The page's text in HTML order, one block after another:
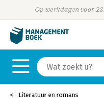
Op werkdagen voor
Literatuur en romans